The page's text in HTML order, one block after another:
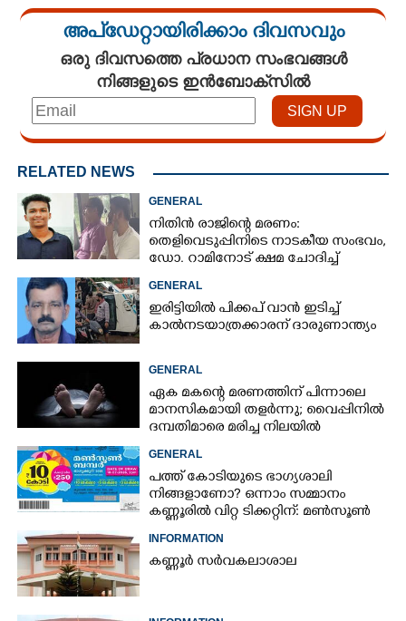
അപ്ഡേറ്റായിരിക്കാം ദിവസവും
ഒരു ദിവസത്തെ പ്രധാന സംഭവങ്ങൾ
നിങ്ങളുടെ ഇൻബോക്സിൽ
RELATED NEWS
GENERAL
നിതിൻ രാജിന്റെ മരണം:
തെളിവെടുപ്പിനിടെ നാടകീയ സംഭവം,
ഡോ. റാമിനോട് ക്ഷമ ചോദിച്ച്
വിദ്യാർത്ഥികൾ
GENERAL
ഇരിട്ടിയിൽ പിക്കപ് വാൻ ഇടിച്ച്
കാൽനടയാത്രക്കാരന് ദാരുണാന്ത്യം
GENERAL
ഏക മകന്റെ മരണത്തിന് പിന്നാലെ
മാനസികമായി തളർന്നു; വൈപ്പിനിൽ
ദമ്പതിമാരെ മരിച്ച നിലയിൽ
കണ്ടെത്തി
GENERAL
പത്ത് കോടിയുടെ ഭാഗ്യശാലി
നിങ്ങളാണോ? ഒന്നാം സമ്മാനം
കണ്ണൂരിൽ വിറ്റ ടിക്കറ്റിന്: മൺസൂൺ
ബമ്പർ ഫലം പുറത്ത്
INFORMATION
കണ്ണൂർ സർവകലാശാല